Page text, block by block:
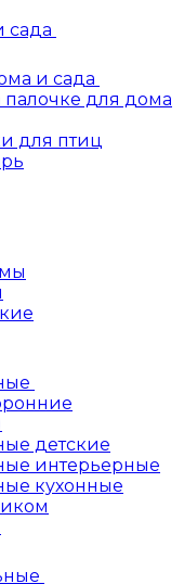
сада
и сада
для дома
для птиц
детские
интерьерные
кухонные